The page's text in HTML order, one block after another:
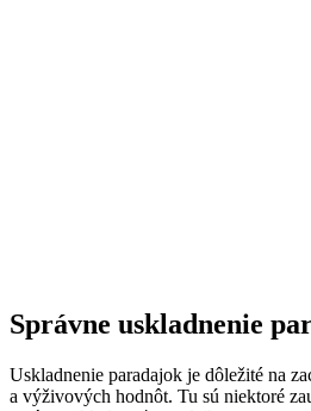
Správne uskladnenie
Uskladnenie paradajok je dôležité na
a výživových hodnôt. Tu sú niektoré